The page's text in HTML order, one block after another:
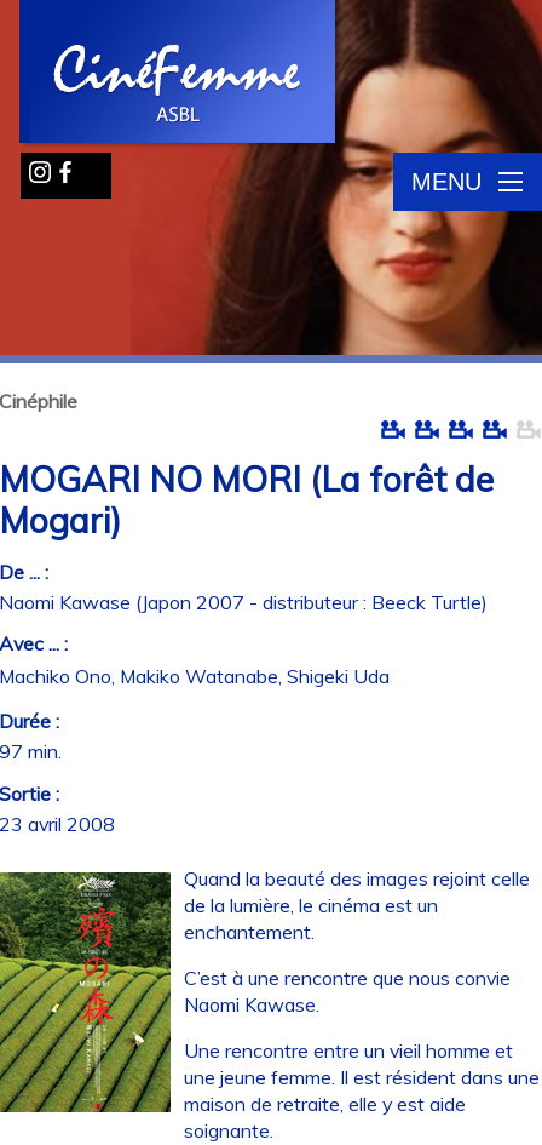
MENU
NO MORI (La forêt de
... :
Kawase (Japon 2007 - distributeur : Beeck Turtle)
... :
Ono, Makiko Watanabe, Shigeki Uda
:
min.
:
avril 2008
Quand la beauté des images rejoint celle
de la lumière, le cinéma est un
enchantement.
C’est à une rencontre que nous convie
Naomi Kawase.
Une rencontre entre un vieil homme et
une jeune femme. Il est résident dans une
maison de retraite, elle y est aide
soignante.